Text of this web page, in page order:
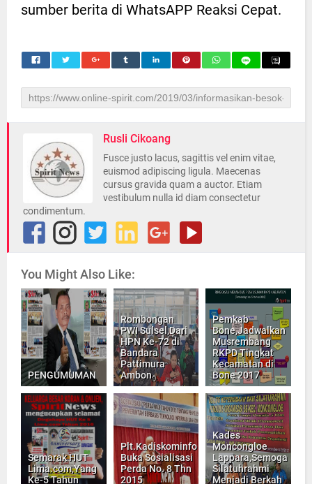
sumber berita di WhatsAPP Reaksi Cepat.
Rusli Cikoang
Fusce justo lacus, sagittis vel enim vitae,
euismod adipiscing ligula. Maecenas
cursus gravida quam a auctor. Etiam
vestibulum nulla id diam consectetur
condimentum.
You Might Also Like:
PENGUMUMAN
Rombongan
PWI Sulsel,Dari
HPN Ke-72 di
Bandara
Pattimura
Ambon
Pemkab
Bone,Jadwalkan
Musrembang
RKPD Tingkat
Kecamatan di
Bone 2017
Semarak HUT
Lima.com,Yang
Ke-5 Tahun
Plt.Kadiskominfo
Buka Sosialisasi
Perda No. 8 Thn
2015
Kades
Moncongloe
Lappara,Semoga
Silatuhrahmi
Menjadi Berkah